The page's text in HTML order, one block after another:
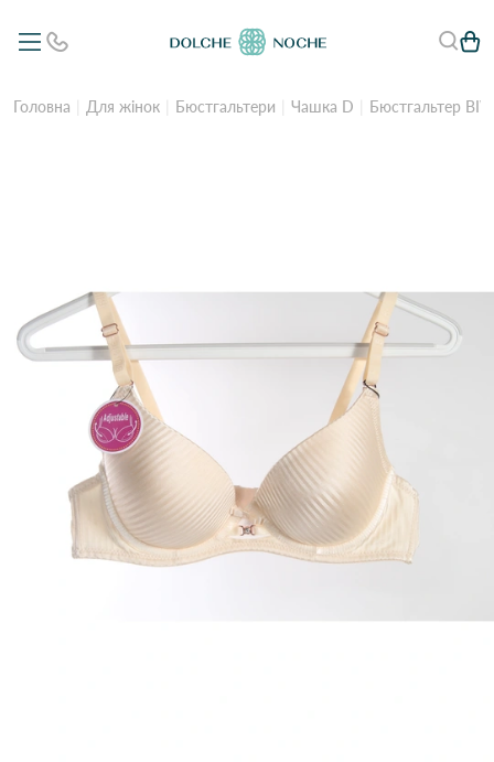
Головна Для жінок Бюстгальтери Чашка D Бюстгальтер